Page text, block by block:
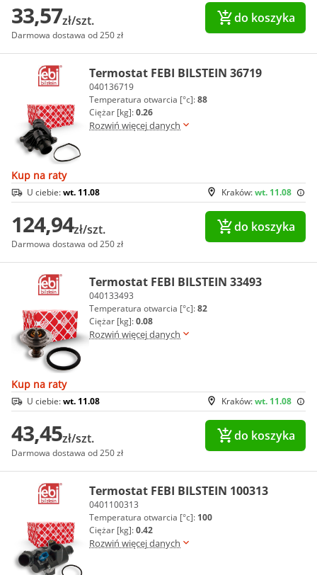
33,57zł/szt.
Darmowa dostawa od 250 zł
do koszyka
Termostat FEBI BILSTEIN 36719
040136719
Temperatura otwarcia [°c]:88
Ciężar [kg]:0.26
Rozwiń więcej danych
Kup na raty
Kraków:wt. 11.08
U ciebie:wt. 11.08
124,94zł/szt.
Darmowa dostawa od 250 zł
do koszyka
Termostat FEBI BILSTEIN 33493
040133493
Temperatura otwarcia [°c]:82
Ciężar [kg]:0.08
Rozwiń więcej danych
Kup na raty
Kraków:wt. 11.08
U ciebie:wt. 11.08
43,45zł/szt.
Darmowa dostawa od 250 zł
do koszyka
Termostat FEBI BILSTEIN 100313
0401100313
Temperatura otwarcia [°c]: 100
Ciężar [kg]:0.42
Rozwiń więcej danych